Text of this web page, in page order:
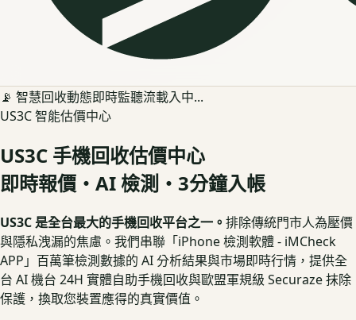
📡 智慧回收動態即時監聽流載入中...
US3C 智能估價中心
US3C 手機回收估價中心
即時報價・AI 檢測・3分鐘入帳
US3C 是全台最大的手機回收平台之一。 排除傳統門市人為壓價
與隱私洩漏的焦慮。我們串聯「iPhone 檢測軟體 - iMCheck
APP」百萬筆檢測數據的 AI 分析結果與市場即時行情，提供全
台 AI 機台 24H 實體自助手機回收與歐盟軍規級 Securaze 抹除
保護，換取您裝置應得的真實價值。